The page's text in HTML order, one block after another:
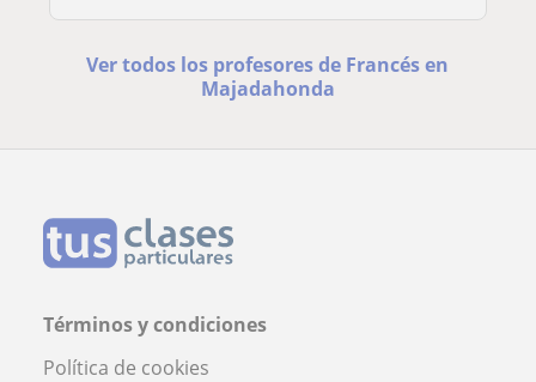
Ver todos los profesores de Francés en
Majadahonda
Términos y condiciones
Política de cookies